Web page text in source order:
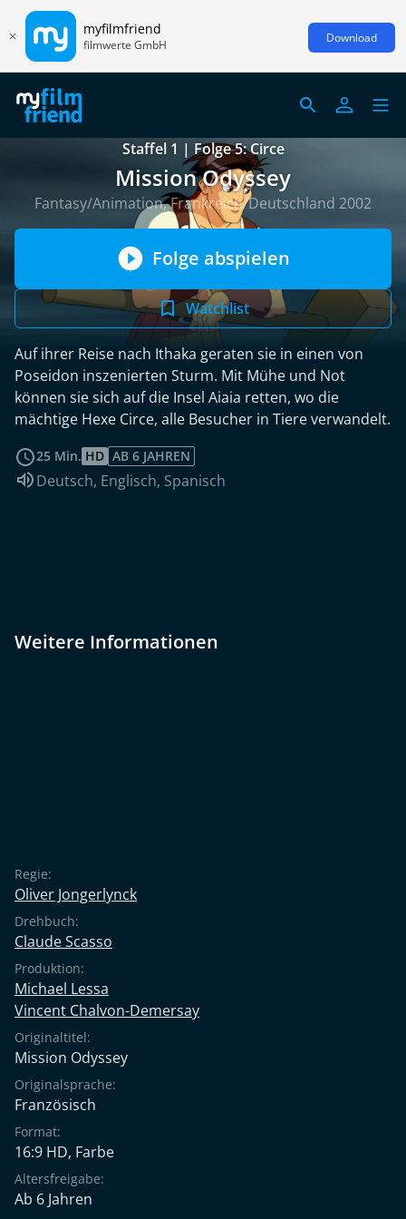
myfilmfriend
filmwerte GmbH Download
Staffel 1 | Folge 5: Circe
Mission Odyssey
Fantasy/Animation, Frankreich/Deutschland 2002
Folge abspielen
Watchlist
Auf ihrer Reise nach Ithaka geraten sie in einen von
Poseidon inszenierten Sturm. Mit Mühe und Not
können sie sich auf die Insel Aiaia retten, wo die
mächtige Hexe Circe, alle Besucher in Tiere verwandelt.
25 Min. HD AB 6 JAHREN
Sprache:
Deutsch, Englisch, Spanisch
Weitere Informationen
Regie:
Oliver Jongerlynck
Drehbuch:
Claude Scasso
Produktion:
Michael Lessa
Vincent Chalvon-Demersay
Originaltitel:
Mission Odyssey
Originalsprache:
Französisch
Format:
16:9 HD, Farbe
Altersfreigabe:
Ab 6 Jahren